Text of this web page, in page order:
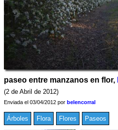
paseo entre manzanos en flor,
(2 de Abril de 2012)
Enviada el 03/04/2012 por belencorral
Árboles Flora Flores Paseos